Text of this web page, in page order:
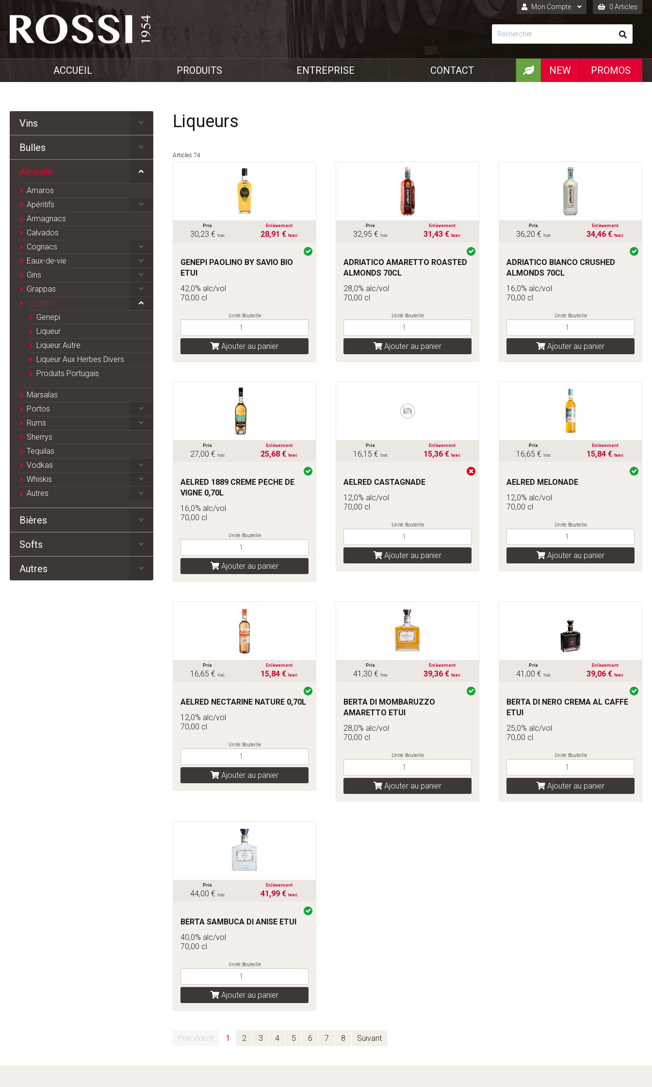
Mon Compte
Connexion
Inscription
0 Articles
ACCUEIL PRODUITS ENTREPRISE CONTACT PROMOS
NEW
Liqueurs
Articles:74
Prix
30,23 € tvac
Enlèvement
28,91 € tvac
GENEPI PAOLINO BY SAVIO BIO
ETUI
42,0% alc/vol
70,00 cl
Unité: Bouteille
Ajouter au panier
Prix
32,95 € tvac
Enlèvement
31,43 € tvac
ADRIATICO AMARETTO ROASTED
ALMONDS 70CL
28,0% alc/vol
70,00 cl
Unité: Bouteille
Ajouter au panier
Prix
36,20 € tvac
Enlèvement
34,46 € tvac
ADRIATICO BIANCO CRUSHED
ALMONDS 70CL
16,0% alc/vol
70,00 cl
Unité: Bouteille
Ajouter au panier
Prix
27,00 € tvac
Enlèvement
25,68 € tvac
AELRED 1889 CREME PECHE DE
VIGNE 0,70L
16,0% alc/vol
70,00 cl
Unité: Bouteille
Ajouter au panier
Prix
16,15 € tvac
Enlèvement
15,36 € tvac
AELRED CASTAGNADE
12,0% alc/vol
70,00 cl
Unité: Bouteille
Ajouter au panier
Prix
16,65 € tvac
Enlèvement
15,84 € tvac
AELRED MELONADE
12,0% alc/vol
70,00 cl
Unité: Bouteille
Ajouter au panier
Prix
16,65 € tvac
Enlèvement
15,84 € tvac
AELRED NECTARINE NATURE 0,70L
12,0% alc/vol
70,00 cl
Unité: Bouteille
Ajouter au panier
Prix
41,30 € tvac
Enlèvement
39,36 € tvac
BERTA DI MOMBARUZZO
AMARETTO ETUI
28,0% alc/vol
70,00 cl
Unité: Bouteille
Ajouter au panier
Prix
41,00 € tvac
Enlèvement
39,06 € tvac
BERTA DI NERO CREMA AL CAFFE
ETUI
25,0% alc/vol
70,00 cl
Unité: Bouteille
Ajouter au panier
Prix
44,00 € tvac
Enlèvement
41,99 € tvac
BERTA SAMBUCA DI ANISE ETUI
40,0% alc/vol
70,00 cl
Unité: Bouteille
Ajouter au panier
Précédent 1 2 3 4 5 6 7 8 Suivant
Vins
Bulles
Alcools
Amaros
Apéritifs
Armagnacs
Calvados
Cognacs
Eaux-de-vie
Gins
Grappas
Liqueurs
Genepi
Liqueur
Liqueur Autre
Liqueur Aux Herbes Divers
Produits Portugais
Marsalas
Portos
Rums
Sherrys
Tequilas
Vodkas
Whiskis
Autres
Bières
Softs
Autres